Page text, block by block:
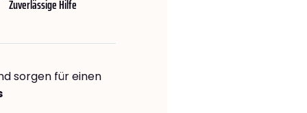
Zuverlässige Hilfe
sorgen für einen